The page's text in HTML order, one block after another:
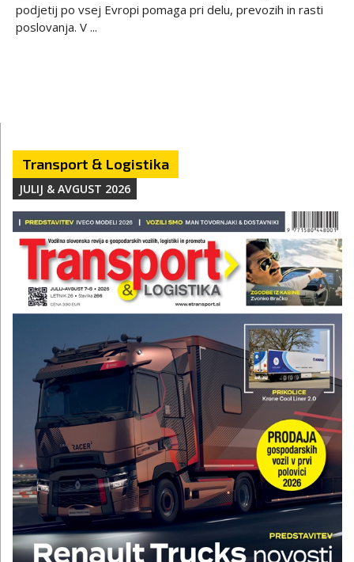
podjetij po vsej Evropi pomaga pri delu, prevozih in rasti
poslovanja. V ...
Transport & Logistika
JULIJ & AVGUST 2026